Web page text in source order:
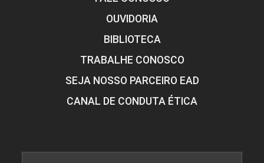
Atenção Integral à Saúde do
10h
O Adolescente Portador de Patologia
OUVIDORIA
BIBLIOTECA
TRABALHE CONOSCO
SEJA NOSSO PARCEIRO EAD
CANAL DE CONDUTA ÉTICA